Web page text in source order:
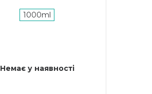
1000ml
Немає у наявності